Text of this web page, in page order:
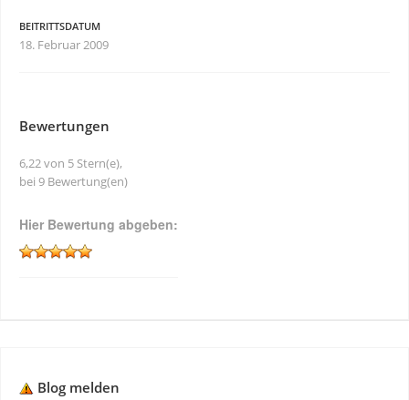
BEITRITTSDATUM
18. Februar 2009
Bewertungen
6,22 von 5 Stern(e),
bei 9 Bewertung(en)
Hier Bewertung abgeben:
Blog melden